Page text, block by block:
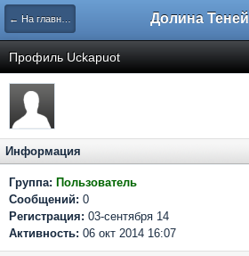
← На главную Долина Теней
Профиль Uckapuot
Информация
Группа: Пользователь
Сообщений: 0
Регистрация: 03-сентября 14
Активность: 06 окт 2014 16:07